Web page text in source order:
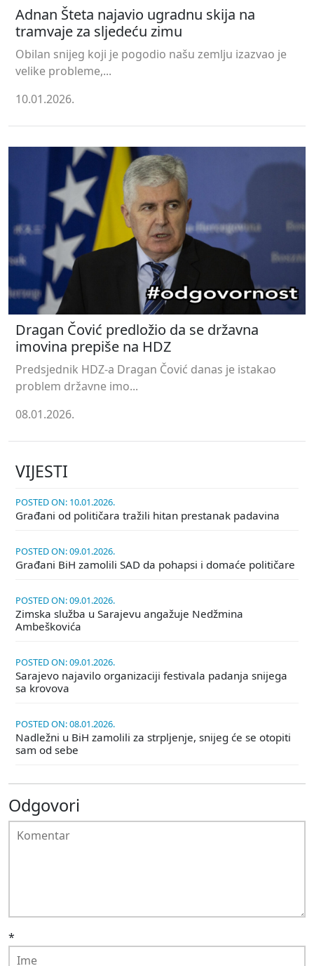
Adnan Šteta najavio ugradnu skija na
tramvaje za sljedeću zimu
Obilan snijeg koji je pogodio našu zemlju izazvao je
velike probleme,...
10.01.2026.
Dragan Čović predložio da se državna
imovina prepiše na HDZ
Predsjednik HDZ-a Dragan Čović danas je istakao
problem državne imo...
08.01.2026.
VIJESTI
POSTED ON: 10.01.2026.
Građani od političara tražili hitan prestanak padavina
POSTED ON: 09.01.2026.
Građani BiH zamolili SAD da pohapsi i domaće političare
POSTED ON: 09.01.2026.
Zimska služba u Sarajevu angažuje Nedžmina
Ambeškovića
POSTED ON: 09.01.2026.
Sarajevo najavilo organizaciji festivala padanja snijega
sa krovova
POSTED ON: 08.01.2026.
Nadležni u BiH zamolili za strpljenje, snijeg će se otopiti
sam od sebe
Odgovori
*